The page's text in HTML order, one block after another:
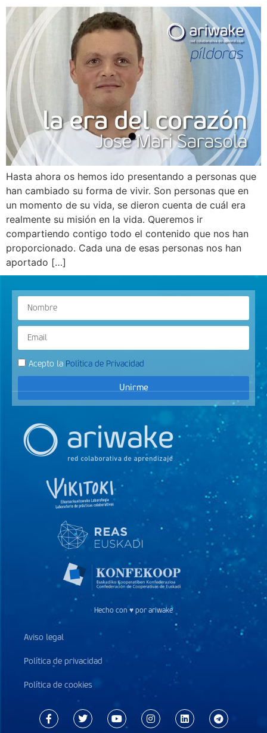
Hasta ahora os hemos ido presentando a personas que
han cambiado su forma de vivir. Son personas que en
un momento de su vida, se dieron cuenta de cuál era
realmente su misión en la vida. Queremos ir
compartiendo contigo todo el contenido que nos han
proporcionado. Cada una de esas personas nos han
aportado […]
Acepto la Política de Privacidad
Unirme
Hecho con ♥ por ariwake
Aviso legal
Política de privacidad
Política de cookies